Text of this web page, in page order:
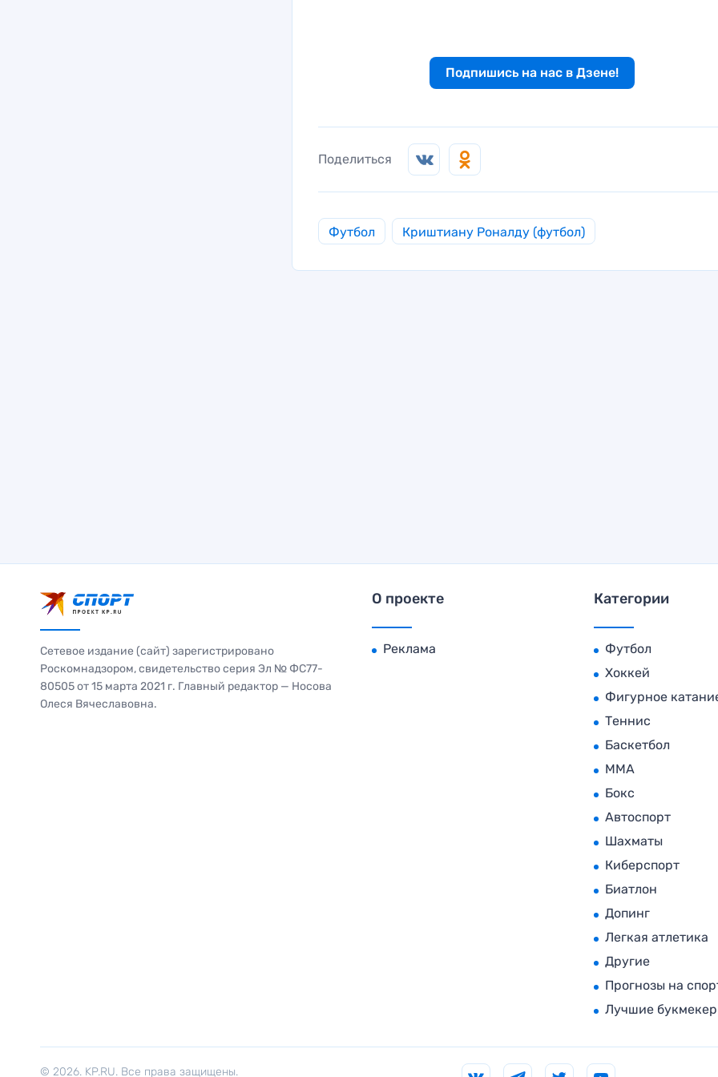
Подпишись на нас в Дзене!
Поделиться
Футбол Криштиану Роналду (футбол)
Сетевое издание (сайт) зарегистрировано
Роскомнадзором, свидетельство серия Эл № ФС77-
80505 от 15 марта 2021 г. Главный редактор — Носова
Олеся Вячеславовна.
О проекте
Реклама
Категории
Футбол
Хоккей
Фигурное
Теннис
Баскетбол
MMA
Бокс
Автоспорт
Шахматы
Киберспорт
Биатлон
Допинг
Легкая атлетика
Другие
Прогнозы на
Лучшие
© 2026. KP.RU. Все права защищены.